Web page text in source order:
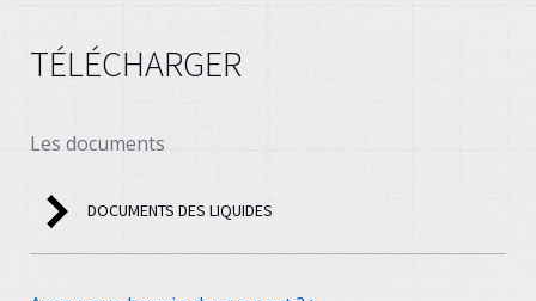
TÉLÉCHARGER
Les documents
DOCUMENTS DES LIQUIDES